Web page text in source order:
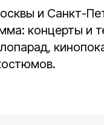
и Санкт-
концерты и